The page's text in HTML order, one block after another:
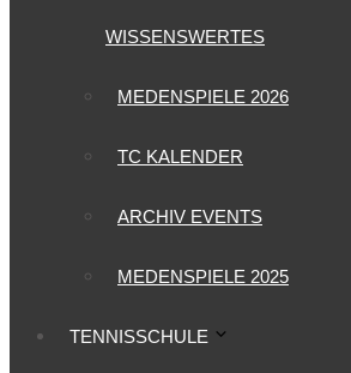
WISSENSWERTES
MEDENSPIELE 2026
TC KALENDER
ARCHIV EVENTS
MEDENSPIELE 2025
TENNISSCHULE